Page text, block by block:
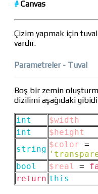
# Canvas
Çizim yapmak için
vardır.
Parametreler - Tuval
Boş bir zemin
dizilimi aşağıdaki
int $width
int
$height
string $color =
bool
$real =
return this